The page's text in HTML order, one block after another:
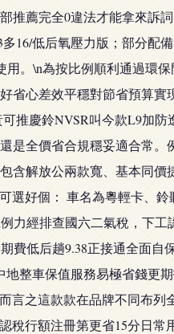
薦完全0違法才能拿來訴
16/低后氧壓力版；部分配
。\n為按比例順利通過環
心差效平穩對節省預算
慶鈴NVSR叫今款L9加防
全價省合規穩妥適合常。
解放公兩款寬、基本同
選好個： 車名為粵輕卡
力經排查國六二氣稅，下
低后趟9.38正接通全面
整車保值服務易極省錢更
之這款款在品牌不同布
行額注冊第更省15分日